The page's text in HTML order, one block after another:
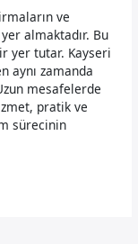
ve
almaktadır. Bu
yer tutar. Kayseri
aynı zamanda
mesafelerde
pratik ve
sürecinin